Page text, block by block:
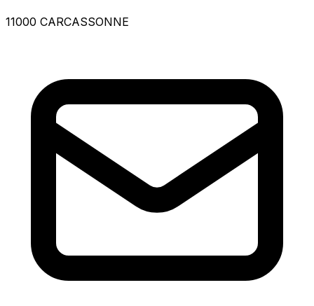
11000 CARCASSONNE